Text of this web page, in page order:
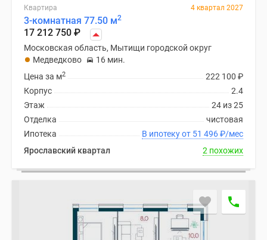
Квартира 4 квартал 2027
3-комнатная 77.50 м2
17 212 750 ₽
Московская область, Мытищи городской округ
Медведково
16 мин.
222 100 ₽
Цена за м2
2.4
Корпус
24 из 25
Этаж
чистовая
Отделка
В ипотеку от 51 496₽/мес
Ипотека
Ярославский квартал
2 похожих